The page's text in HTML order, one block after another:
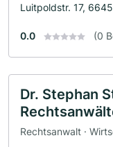
Luitpoldstr. 17,
0.0 (0
Dr. Stephan
Rechtsanwalt ·